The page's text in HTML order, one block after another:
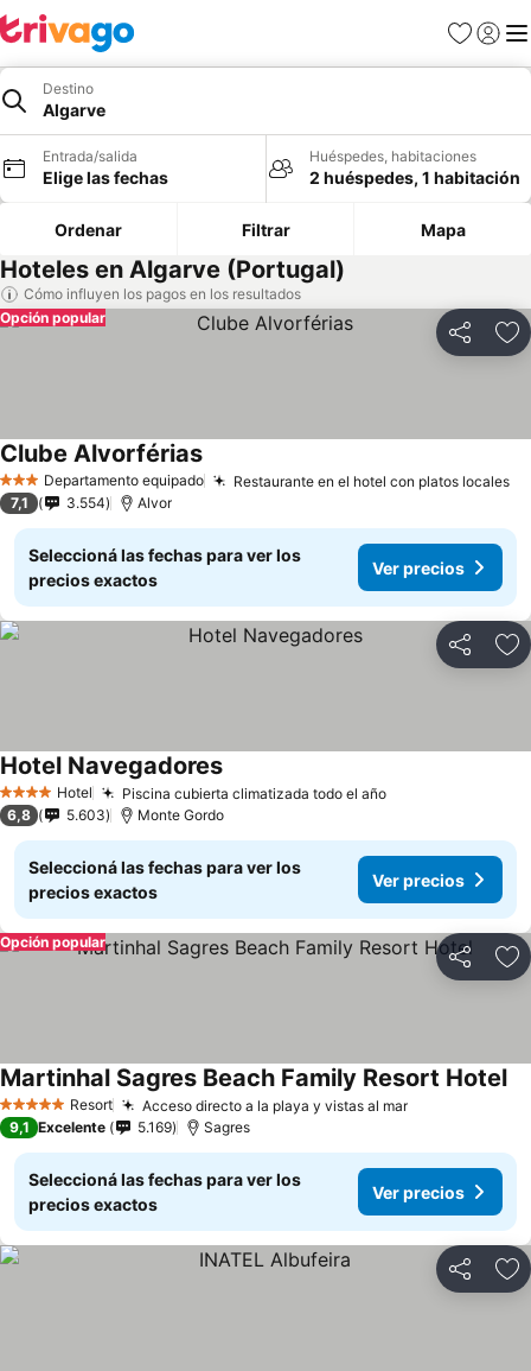
Favoritos
Iniciar
Destino
Algarve
Entrada/salida
Elige las fechas
Huéspedes, habitaciones
2 huéspedes, 1 habitación
Ordenar Filtrar Mapa
Hoteles en Algarve (Portugal)
Cómo influyen los pagos en los resultados
Compartir
Opción popular
3 EstrellasDepartamento equipado Restaurante en el hotel con platos locales
Clube AlvorfériasVer precios
7,1 3.554 Alvor
Seleccioná las fechas para ver los
precios exactos
Ver precios
Compartir
4 EstrellasHotel Piscina cubierta climatizada todo el añoVer precios
Hotel NavegadoresVer precios
6,8 5.603 Monte Gordo
Seleccioná las fechas para ver los
precios exactos
Ver precios
Compartir
Opción popular
5 Estrellas Resort Acceso directo a la playa y vistas al marVer precios
Martinhal Sagres Beach Family Resort Hotel
9,1 Excelente 5.169 Sagres
Seleccioná las fechas para ver los
precios exactos
Ver precios
Compartir